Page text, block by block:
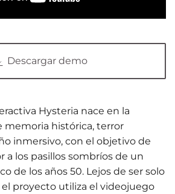
Descargar demo
Hysteria nace en la
memoria histórica, terror
inmersivo, con el objetivo de
a los pasillos sombríos de un
de los años 50. Lejos de ser solo
el proyecto utiliza el videojuego